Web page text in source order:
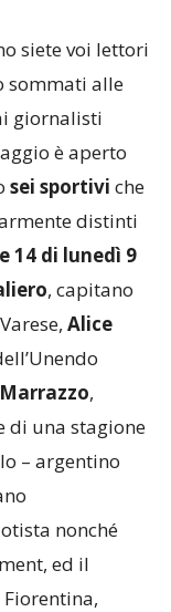
siete voi lettori
sommati alle
giornalisti
è aperto
sei sportivi che
distinti
14 di lunedì 9
, capitano
Alice
,
di una stagione
– argentino
nonché
ed il